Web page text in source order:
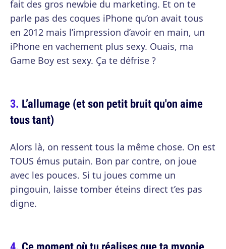
fait des gros newbie du marketing. Et on te
parle pas des coques iPhone qu’on avait tous
en 2012 mais l’impression d’avoir en main, un
iPhone en vachement plus sexy. Ouais, ma
Game Boy est sexy. Ça te défrise ?
L’allumage (et son petit bruit qu'on aime
tous tant)
Alors là, on ressent tous la même chose. On est
TOUS émus putain. Bon par contre, on joue
avec les pouces. Si tu joues comme un
pingouin, laisse tomber éteins direct t’es pas
digne.